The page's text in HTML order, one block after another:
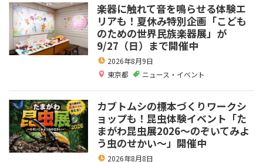
楽器に触れて音を鳴らせる体験エ
リアも！夏休み特別企画「こども
のための世界民族楽器展」が
9/27（日）まで開催中
2026年8月9日
東京都
ニュース・イベント
カブトムシの標本づくりワークシ
ョップも！昆虫体験イベント「た
まがわ昆虫展2026～のぞいてみよ
う虫のせかい～」開催中
2026年8月8日